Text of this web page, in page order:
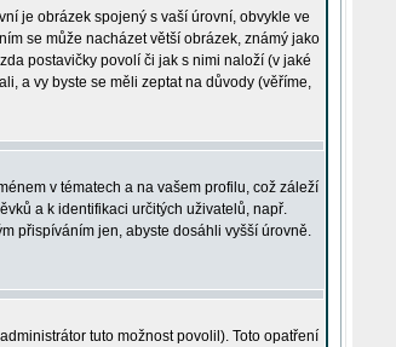
je obrázek spojený s vaší úrovní, obvykle ve
se může nacházet větší obrázek, známý jako
postavičky povolí či jak s nimi naloží (v jaké
a vy byste se měli zeptat na důvody (věříme,
v tématech a na vašem profilu, což záleží
a k identifikaci určitých uživatelů, např.
přispíváním jen, abyste dosáhli vyšší úrovně.
tuto možnost povolil). Toto opatření